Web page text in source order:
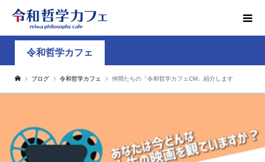
令和哲学カフェ
ブログ 令和哲学カフェ 仲間たちの「令和哲学カフェCM」紹介します